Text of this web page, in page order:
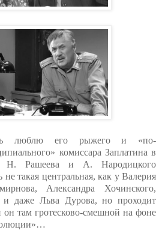
люблю его рыжего и «по-
комиссара Заплатина в
Н. Рашеева и А. Народицкого
такая центральная, как у Валерия
Александра Хочинского,
и даже Льва Дурова, но проходит
он там гротесково-смешной на фоне